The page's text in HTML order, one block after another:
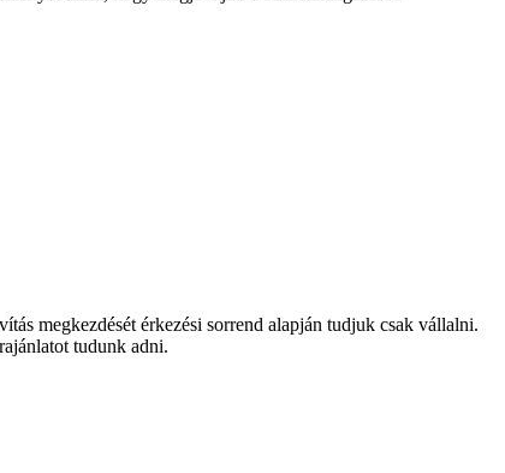
megkezdését érkezési sorrend alapján tudjuk csak vállalni.
tudunk adni.